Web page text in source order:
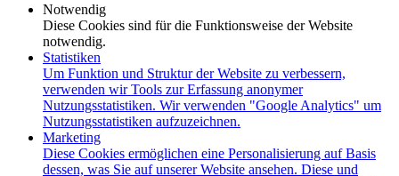
Notwendig
Diese Cookies sind für die Funktionsweise der Website
notwendig.
Statistiken
Um Funktion und Struktur der Website zu verbessern,
verwenden wir Tools zur Erfassung anonymer
Nutzungsstatistiken. Wir verwenden "Google Analytics" um
Nutzungsstatistiken aufzuzeichnen.
Marketing
Diese Cookies ermöglichen eine Personalisierung auf Basis
dessen, was Sie auf unserer Website ansehen. Diese und